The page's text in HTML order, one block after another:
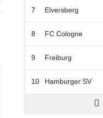
7 Elversberg
8 FC Cologne
9 Freiburg
10 Hamburger SV